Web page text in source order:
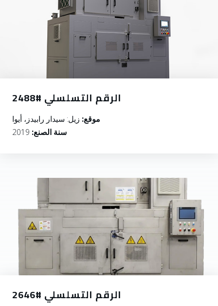
الرقم التسلسلي #2488
موقع: زيل: سيدار رابيدز، أيوا
سنة الصنع:
الرقم التسلسلي #2646